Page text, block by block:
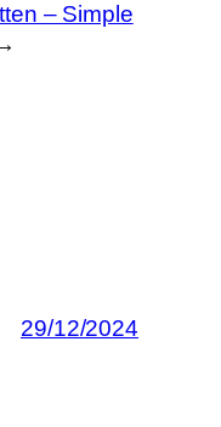
– Simple
29/12/2024